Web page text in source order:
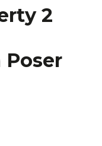
2
Poser